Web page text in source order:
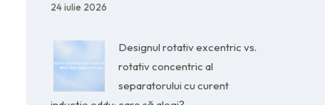
24 iulie 2026
Designul rotativ excentric vs.
rotativ concentric al
separatorului cu curent